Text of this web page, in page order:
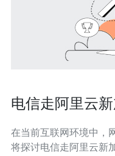
电信走阿里云
在当前互联网环境中，
将探讨电信走阿里云新